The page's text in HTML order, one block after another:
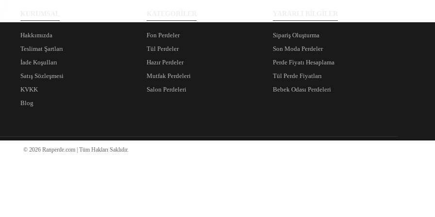
Hakkımızda
Teslimat Şartları
İade Koşulları
Satış Sözleşmesi
KVKK
Blog
Fon Perdeler
Tül Perdeler
Hazır Perdeler
Mutfak Perdeleri
Salon Perdeleri
Sipariş Oluşturma
Son Moda Perdeler
Perde Fiyatı Hesaplama
Tül Perde Fiyatları
Bebek Odası Perdeleri
© 2026 Ranperde.com | Tüm Hakları Saklıdır.